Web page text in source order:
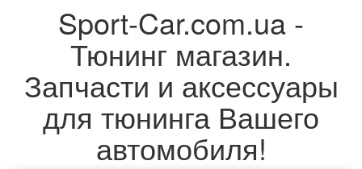
Sport-Car.com.ua -
Тюнинг магазин.
Запчасти и аксессуары
для тюнинга Вашего
автомобиля!